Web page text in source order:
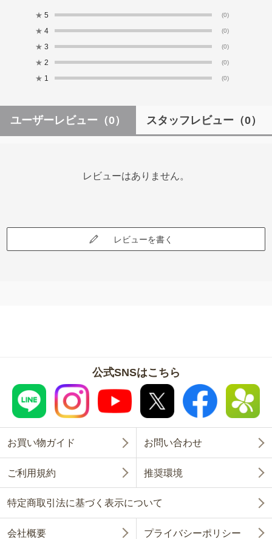
★ 5 (0)
★ 4 (0)
★ 3 (0)
★ 2 (0)
★ 1 (0)
ユーザーレビュー （0） スタッフレビュー （0）
レビューはありません。
レビューを書く
公式SNSはこちら
お買い物ガイド お問い合わせ
ご利用規約 推奨環境
特定商取引法に基づく表示について
会社概要 プライバシーポリシー